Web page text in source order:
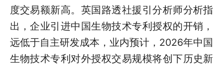
度交易额新高。英国路透社援引分析师分析指
出，企业引进中国生物技术专利授权的开销，
远低于自主研发成本，业内预计，2026年中国
生物技术专利对外授权交易规模将创下历史新